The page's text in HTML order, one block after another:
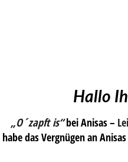
Hallo
„O´zapft is“bei Anisas –
habe das Vergnügen an